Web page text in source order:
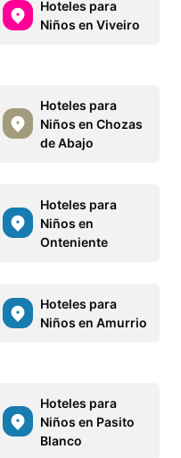
Hoteles para
Niños en Viveiro
Hoteles para
Niños en Chozas
de Abajo
Hoteles para
Niños en
Onteniente
Hoteles para
Niños en Amurrio
Hoteles para
Niños en Pasito
Blanco